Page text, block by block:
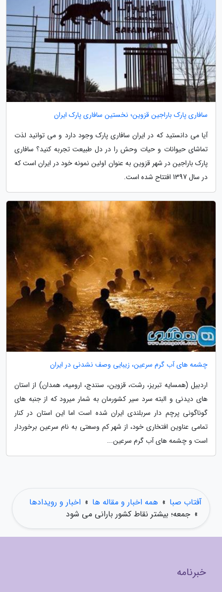
سافاری پارک باراجین قزوین؛ نخستین سافاری پارک ایران
آیا می دانستید که در ایران سافاری پارک وجود دارد و می توانید لذت
تماشای حیوانات و حیات وحش را در دل طبیعت تجربه کنید؟ سافاری
پارک باراجین در شهر قزوین به عنوان اولین نمونه خود در ایران است که
در سال 1397 افتتاح شده است.
چشمه های آب گرم سرعین، زیبایی وصف نشدنی در ایران
اردبیل (همسایه تبریز، رشت، قزوین، سنندج، ارومیه، همدان) از استان
های دیدنی و البته سرد سیر کشورمان به شمار میرود که از جنبه های
گوناگونی پرچم دار سربلندی ایران شده است اما این استان در کنار
تمامی عناوین افتخاری خود، از شهر کم وسعتی به نام سرعین برخوردار
است و چشمه های آب گرم سرعین...
آفتاب صبا » همه اخبار و مقاله ها » اخبار و رویدادها
» جمعه؛ بیشتر نقاط کشور بارانی می شود
خبرنامه